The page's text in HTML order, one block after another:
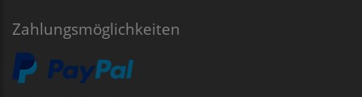
Zahlungsmöglichkeiten